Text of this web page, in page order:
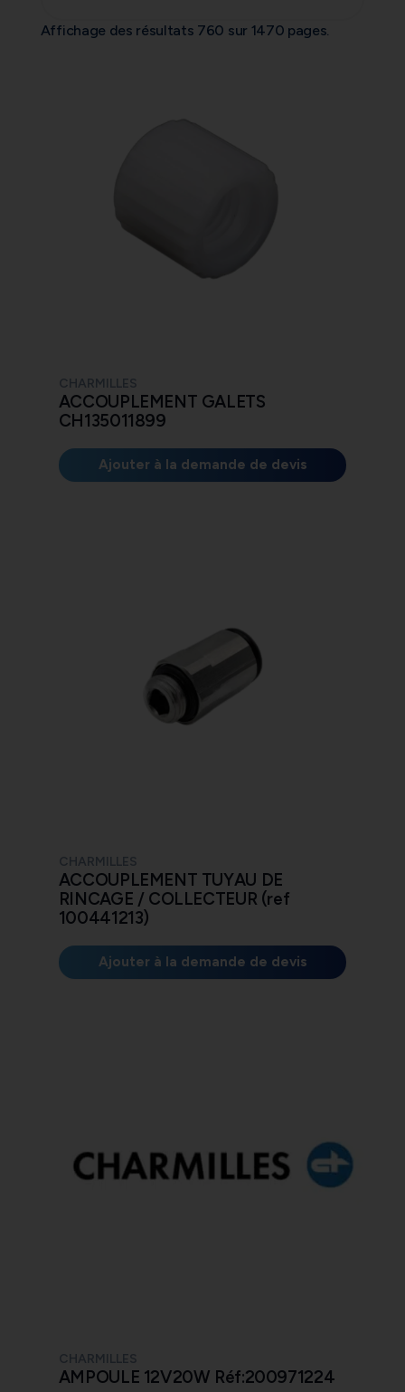
Affichage des résultats 760 sur 1470 pages.
CHARMILLES
ACCOUPLEMENT GALETS
CH135011899
Ajouter à la demande de devis
CHARMILLES
ACCOUPLEMENT TUYAU DE
RINCAGE / COLLECTEUR (ref
100441213)
Ajouter à la demande de devis
CHARMILLES
AMPOULE 12V20W Réf:200971224